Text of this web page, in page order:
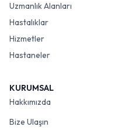
Uzmanlık Alanları
Hastalıklar
Hizmetler
Hastaneler
KURUMSAL
Hakkımızda
Bize Ulaşın